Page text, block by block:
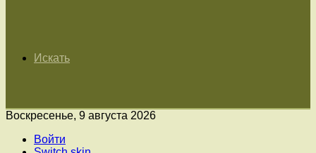
Искать
Воскресенье, 9 августа 2026
Войти